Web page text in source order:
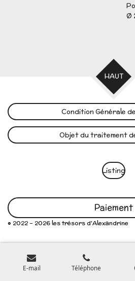
Ø
HAUT
Condition Générale
Objet du traitement
Listing
Paiement
© 2022 - 2026 les trésors d'Alexandrine
E-mail Téléphone